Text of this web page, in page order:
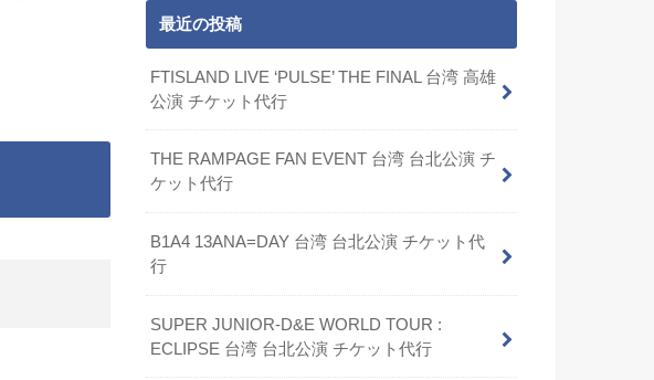
最近の投稿
FTISLAND LIVE ‘PULSE’ THE FINAL 台湾 高雄
公演 チケット代行
THE RAMPAGE FAN EVENT 台湾 台北公演 チ
ケット代行
B1A4 13ANA=DAY 台湾 台北公演 チケット代
行
SUPER JUNIOR-D&E WORLD TOUR :
ECLIPSE 台湾 台北公演 チケット代行